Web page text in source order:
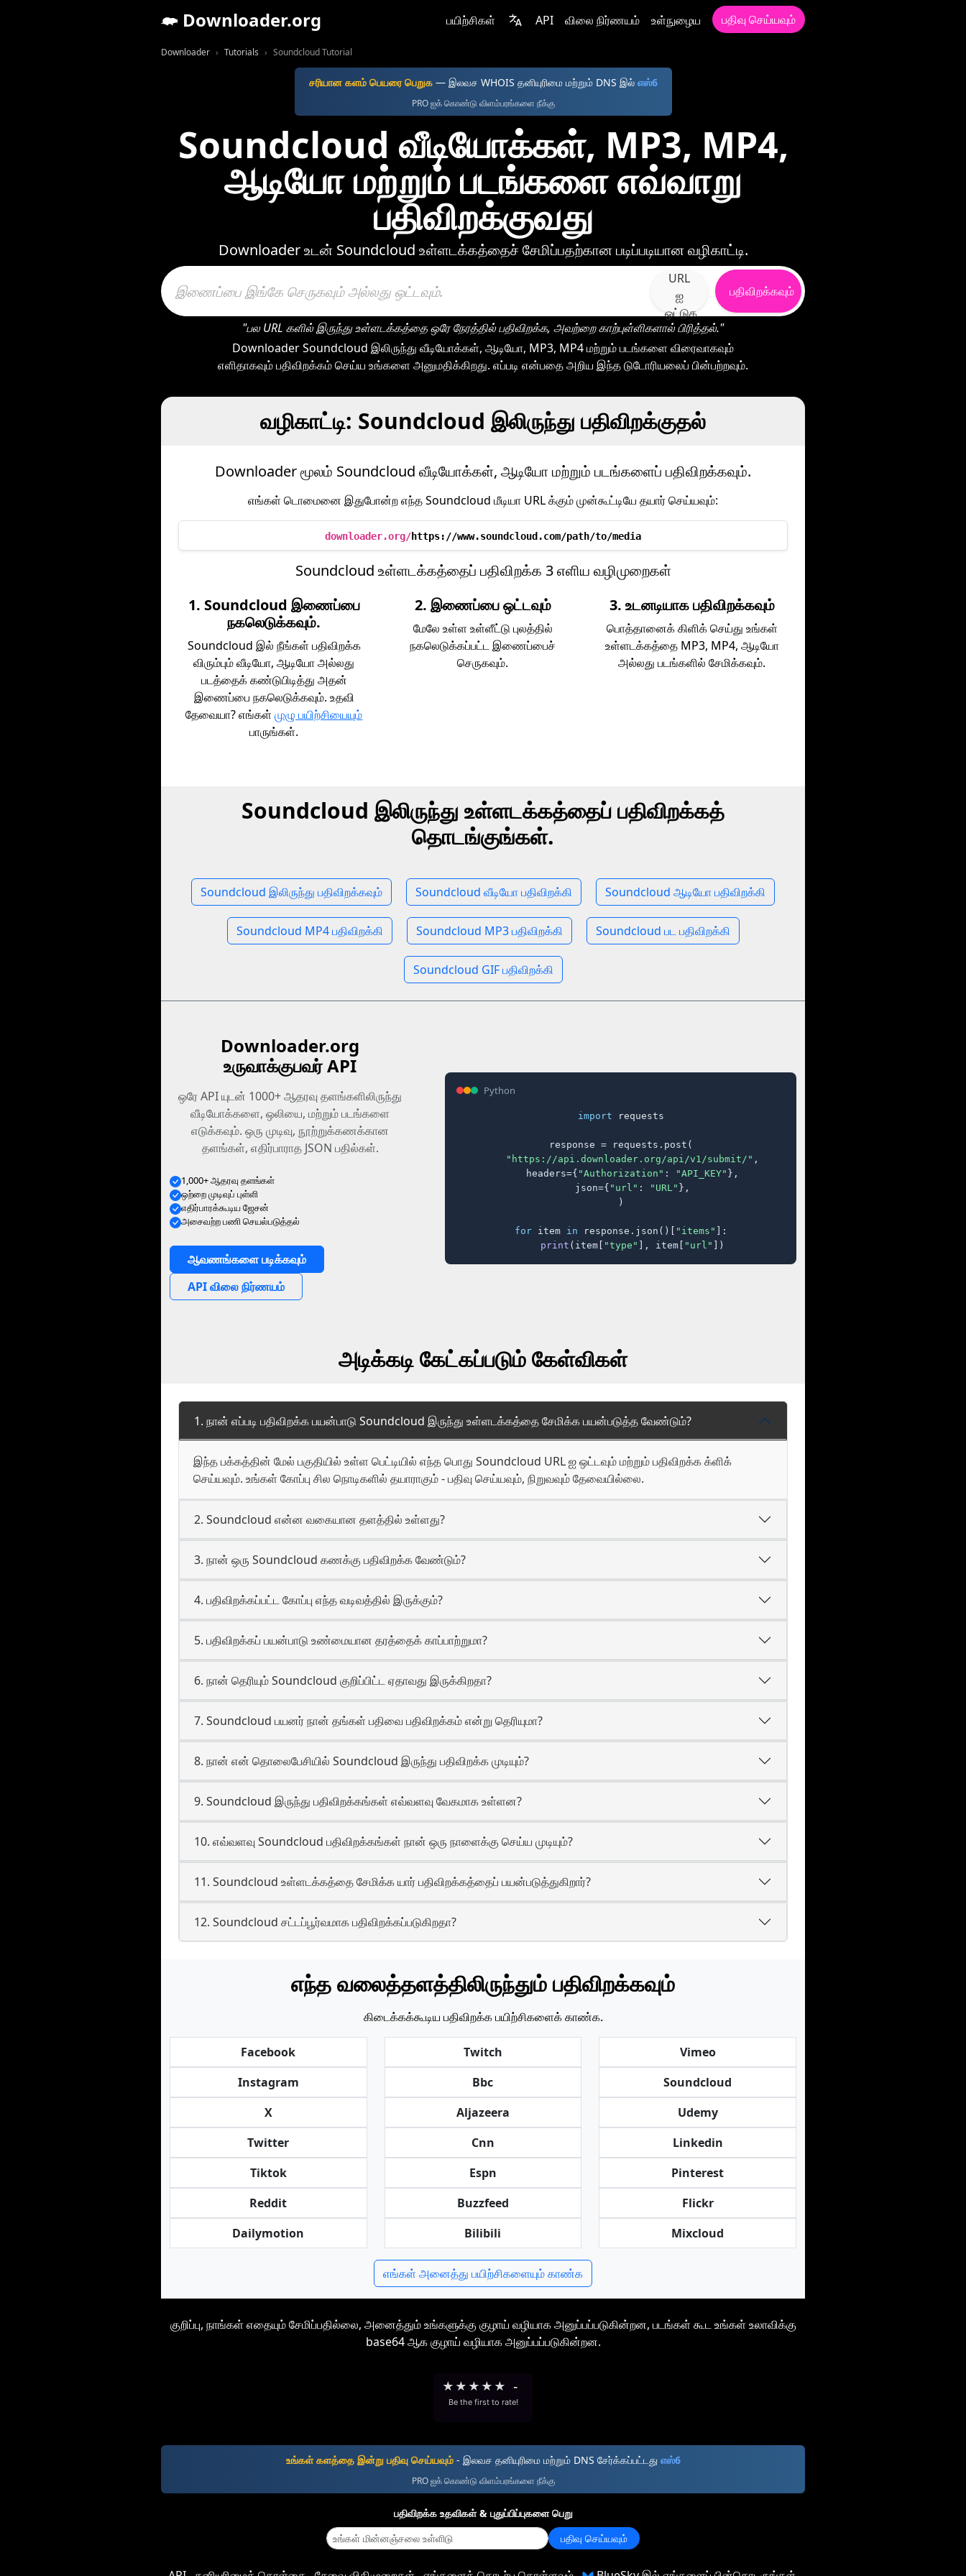
Downloader.org பயிற்சிகள் API விலை நிர்ணயம் உள்நுழைய பதிவு செய்யவும்
Downloader Tutorials Soundcloud Tutorial
சரியான களம் பெயரை பெறுக— இலவச WHOIS தனியுரிமை மற்றும் DNS இல் எஸ்6
PRO ஐக் கொண்டு விளம்பரங்களை நீக்கு
Soundcloud வீடியோக்கள், MP3, MP4,
ஆடியோ மற்றும் படங்களை எவ்வாறு
பதிவிறக்குவது
Downloader உடன் Soundcloud உள்ளடக்கத்தைச் சேமிப்பதற்கான படிப்படியான வழிகாட்டி.
URL
ஐ
ஒட்டுக
பதிவிறக்கவும்
"பல URL களில் இருந்து உள்ளடக்கத்தை ஒரே நேரத்தில் பதிவிறக்க, அவற்றை காற்புள்ளிகளால் பிரித்தல்."
Downloader Soundcloud இலிருந்து வீடியோக்கள், ஆடியோ, MP3, MP4 மற்றும் படங்களை விரைவாகவும்
எளிதாகவும் பதிவிறக்கம் செய்ய உங்களை அனுமதிக்கிறது. எப்படி என்பதை அறிய இந்த டுடோரியலைப் பின்பற்றவும்.
வழிகாட்டி: Soundcloud இலிருந்து பதிவிறக்குதல்
Downloader மூலம் Soundcloud வீடியோக்கள், ஆடியோ மற்றும் படங்களைப் பதிவிறக்கவும்.
எங்கள் டொமைனை இதுபோன்ற எந்த Soundcloud மீடியா URL க்கும் முன்கூட்டியே தயார் செய்யவும்:
downloader.org/https://www.soundcloud.com/path/to/media
Soundcloud உள்ளடக்கத்தைப் பதிவிறக்க 3 எளிய வழிமுறைகள்
1. Soundcloud இணைப்பை
நகலெடுக்கவும்.
Soundcloud இல் நீங்கள் பதிவிறக்க
விரும்பும் வீடியோ, ஆடியோ அல்லது
படத்தைக் கண்டுபிடித்து அதன்
இணைப்பை நகலெடுக்கவும். உதவி
தேவையா? எங்கள்முழு பயிற்சியையும்
பாருங்கள்.
2. இணைப்பை ஒட்டவும்
மேலே உள்ள உள்ளீட்டு புலத்தில்
நகலெடுக்கப்பட்ட இணைப்பைச்
செருகவும்.
3. உடனடியாக பதிவிறக்கவும்
பொத்தானைக் கிளிக் செய்து உங்கள்
உள்ளடக்கத்தை MP3, MP4, ஆடியோ
அல்லது படங்களில் சேமிக்கவும்.
Soundcloud இலிருந்து உள்ளடக்கத்தைப் பதிவிறக்கத்
தொடங்குங்கள்.
Soundcloud இலிருந்து பதிவிறக்கவும் Soundcloud வீடியோ பதிவிறக்கி Soundcloud ஆடியோ பதிவிறக்கி
Soundcloud MP4 பதிவிறக்கி Soundcloud MP3 பதிவிறக்கி Soundcloud பட பதிவிறக்கி
Soundcloud GIF பதிவிறக்கி
Downloader.org
உருவாக்குபவர் API
ஒரே API யுடன் 1000+ ஆதரவு தளங்களிலிருந்து
வீடியோக்களை, ஒலியை, மற்றும் படங்களை
எடுக்கவும். ஒரு முடிவு, நூற்றுக்கணக்கான
தளங்கள், எதிர்பாராத JSON பதில்கள்.
1,000+ ஆதரவு தளங்கள்
ஒற்றை முடிவுப் புள்ளி
எதிர்பாரக்கூடிய ஜேசன்
அசைவற்ற பணி செயல்படுத்தல்
ஆவணங்களை படிக்கவும்
API விலை நிர்ணயம்
Python
import requests
response = requests.post(
"https://api.downloader.org/api/v1/submit/" ,
    headers={
"Authorization" : "API_KEY" },
    json={
"url" : "URL" },
)
for item in response.json()[ "items" ]:
print (item[ "type" ], item[ "url" ])
அடிக்கடி கேட்கப்படும் கேள்விகள்
1. நான் எப்படி பதிவிறக்க பயன்பாடு Soundcloud இருந்து உள்ளடக்கத்தை சேமிக்க பயன்படுத்த வேண்டும்?
இந்த பக்கத்தின் மேல் பகுதியில் உள்ள பெட்டியில் எந்த பொது Soundcloud URL ஐ ஒட்டவும் மற்றும் பதிவிறக்க க்ளிக்
செய்யவும். உங்கள் கோப்பு சில நொடிகளில் தயாராகும் - பதிவு செய்யவும், நிறுவவும் தேவையில்லை.
2. Soundcloud என்ன வகையான தளத்தில் உள்ளது?
3. நான் ஒரு Soundcloud கணக்கு பதிவிறக்க வேண்டும்?
4. பதிவிறக்கப்பட்ட கோப்பு எந்த வடிவத்தில் இருக்கும்?
5. பதிவிறக்கப் பயன்பாடு உண்மையான தரத்தைக் காப்பாற்றுமா?
6. நான் தெரியும் Soundcloud குறிப்பிட்ட ஏதாவது இருக்கிறதா?
7. Soundcloud பயனர் நான் தங்கள் பதிவை பதிவிறக்கம் என்று தெரியுமா?
8. நான் என் தொலைபேசியில் Soundcloud இருந்து பதிவிறக்க முடியும்?
9. Soundcloud இருந்து பதிவிறக்கங்கள் எவ்வளவு வேகமாக உள்ளன?
10. எவ்வளவு Soundcloud பதிவிறக்கங்கள் நான் ஒரு நாளைக்கு செய்ய முடியும்?
11. Soundcloud உள்ளடக்கத்தை சேமிக்க யார் பதிவிறக்கத்தைப் பயன்படுத்துகிறார்?
12. Soundcloud சட்டப்பூர்வமாக பதிவிறக்கப்படுகிறதா?
எந்த வலைத்தளத்திலிருந்தும் பதிவிறக்கவும்
கிடைக்கக்கூடிய பதிவிறக்க பயிற்சிகளைக் காண்க.
Facebook
Instagram
X
Twitter
Tiktok
Reddit
Dailymotion
Twitch
Bbc
Aljazeera
Cnn
Espn
Buzzfeed
Bilibili
Vimeo
Soundcloud
Udemy
Linkedin
Pinterest
Flickr
Mixcloud
எங்கள் அனைத்து பயிற்சிகளையும் காண்க
குறிப்பு, நாங்கள் எதையும் சேமிப்பதில்லை, அனைத்தும் உங்களுக்கு குழாய் வழியாக அனுப்பப்படுகின்றன, படங்கள் கூட உங்கள் உலாவிக்கு
base64 ஆக குழாய் வழியாக அனுப்பப்படுகின்றன.
★ ★ ★ ★ ★ -
Be the first to rate!
உங்கள் களத்தை இன்று பதிவு செய்யவும்- இலவச தனியுரிமை மற்றும் DNS சேர்க்கப்பட்டது எஸ்6
PRO ஐக் கொண்டு விளம்பரங்களை நீக்கு
பதிவிறக்க உதவிகள் & புதுப்பிப்புகளை பெறு
பதிவு செய்யவும்